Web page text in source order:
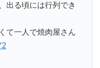
出る頃には行列でき
て一人で焼肉屋さん